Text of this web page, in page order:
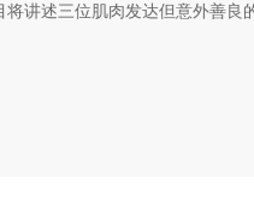
将讲述三位肌肉发达但意外善